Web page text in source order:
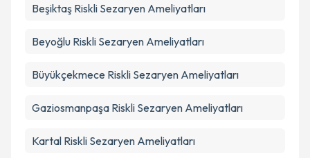
Beşiktaş Riskli Sezaryen Ameliyatları
Beyoğlu Riskli Sezaryen Ameliyatları
Büyükçekmece Riskli Sezaryen Ameliyatları
Gaziosmanpaşa Riskli Sezaryen Ameliyatları
Kartal Riskli Sezaryen Ameliyatları